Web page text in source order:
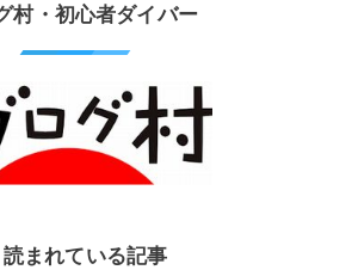
村・初心者ダイバー
読まれている記事